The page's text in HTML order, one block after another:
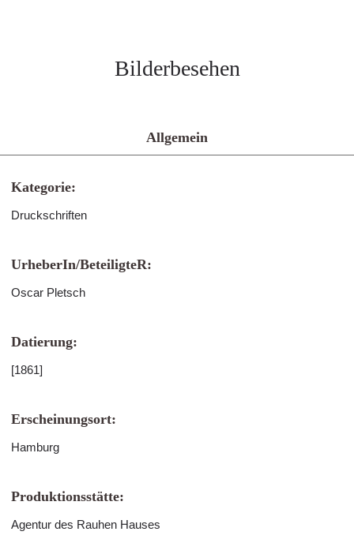
Bilderbesehen
Allgemein
Kategorie:
Druckschriften
UrheberIn/BeteiligteR:
Oscar Pletsch
Datierung:
[1861]
Erscheinungsort:
Hamburg
Produktionsstätte:
Agentur des Rauhen Hauses